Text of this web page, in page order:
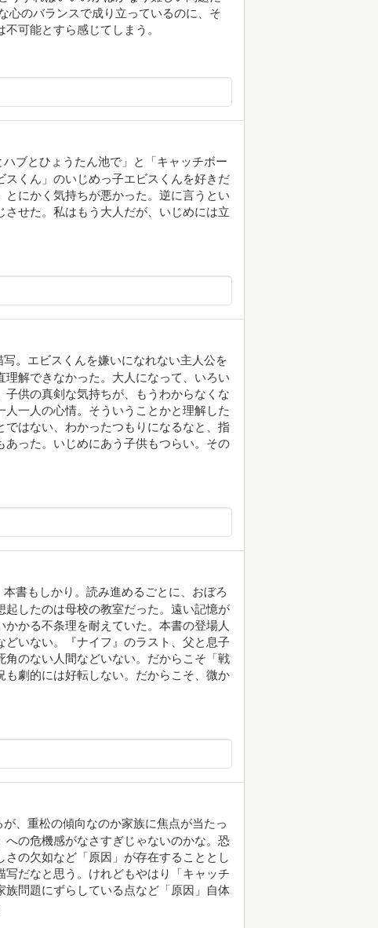
心のバランスで成り立っているのに、そ
可能とすら感じてしまう。
ブとひょうたん池で」と「キャッチボー
くん」のいじめっ子エビスくんを好きだ
にかく気持ちが悪かった。逆に言うとい
せた。私はもう大人だが、いじめには立
。エビスくんを嫌いになれない主人公を
解できなかった。大人になって、いろい
供の真剣な気持ちが、もうわからなくな
一人の心情。そういうことかと理解した
はない、わかったつもりになるなと、指
った。いじめにあう子供もつらい。その
書もしかり。読み進めるごとに、おぼろ
したのは母校の教室だった。遠い記憶が
かる不条理を耐えていた。本書の登場人
いない。『ナイフ』のラスト、父と息子
のない人間などいない。だからこそ「戦
劇的には好転しない。だからこそ、微か
、重松の傾向なのか家族に焦点が当たっ
の危機感がなさすぎじゃないのかな。恐
の欠如など「原因」が存在することとし
だなと思う。けれどもやはり「キャッチ
問題にずらしている点など「原因」自体